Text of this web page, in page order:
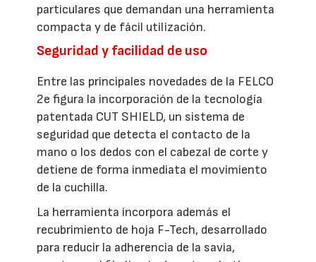
particulares que demandan una herramienta
compacta y de fácil utilización.
Seguridad y facilidad de uso
Entre las principales novedades de la FELCO
2e figura la incorporación de la tecnología
patentada CUT SHIELD, un sistema de
seguridad que detecta el contacto de la
mano o los dedos con el cabezal de corte y
detiene de forma inmediata el movimiento
de la cuchilla.
La herramienta incorpora además el
recubrimiento de hoja F-Tech, desarrollado
para reducir la adherencia de la savia,